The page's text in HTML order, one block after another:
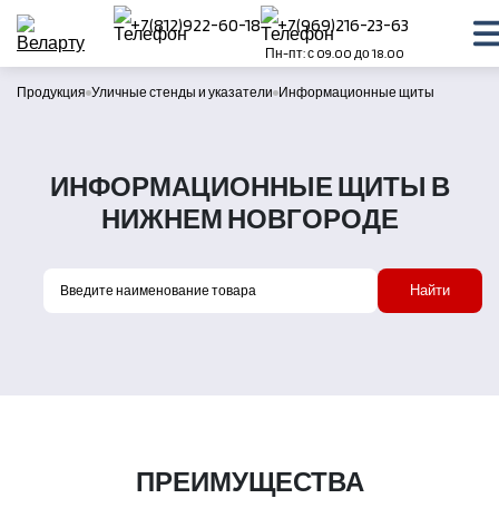
+7(812)922-60-18 +7(969)216-23-63
Пн-пт: с 09.00 до 18.00
Продукция Уличные стенды и указатели Информационные щиты
ИНФОРМАЦИОННЫЕ ЩИТЫ В
НИЖНЕМ НОВГОРОДЕ
Найти
ПРЕИМУЩЕСТВА